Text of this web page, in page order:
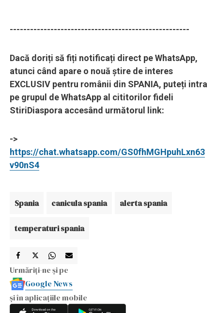
-----------------------------------------------------
Dacă doriți să fiți notificați direct pe WhatsApp,
atunci când apare o nouă știre de interes
EXCLUSIV pentru românii din SPANIA, puteți intra
pe grupul de WhatsApp al cititorilor fideli
StiriDiaspora accesând următorul link:
->
https://chat.whatsapp.com/GS0fhMGHpuhLxn63
v90nS4
Spania canicula spania alerta spania
temperaturi spania
Urmăriți-ne și pe
Google News
și în aplicațiile mobile